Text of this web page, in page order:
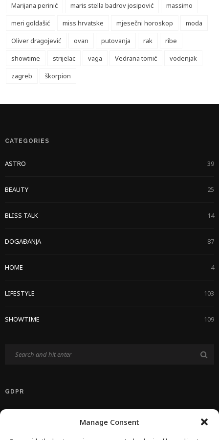
Manage Consent
Marijana perinić
maris stella badrov josipović
massimo
meri goldašić
miss hrvatske mjesečni horoskop
moda
Oliver dragojević
ovan putovanja rak
ribe
showtime
strijelac vaga Vedrana tomić
vodenjak
zagreb
škorpion
CATEGORIES
ASTRO 39
BEAUTY 25
BLISS TALK 14
DOGAĐANJA 87
HOME 4
LIFESTYLE 103
SHOWTIME 109
GDPR